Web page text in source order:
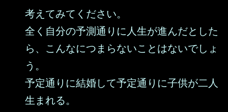
考えてみてください。
全く自分の予測通りに人生が進んだとした
ら、こんなにつまらないことはないでしょ
う。
予定通りに結婚して予定通りに子供が二人
生まれる。